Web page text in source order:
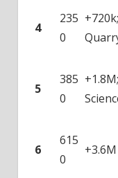
4
235
0
5
385
0
6
615
0
+3.6M